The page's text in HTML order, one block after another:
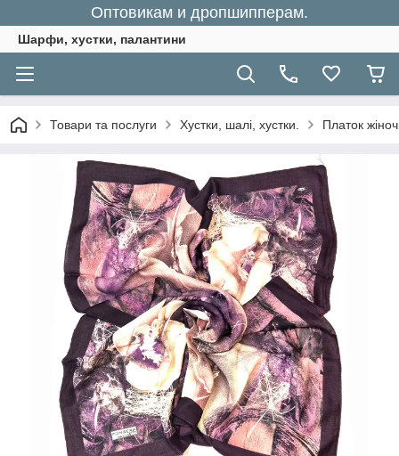
Оптовикам и дропшипперам.
Шарфи, хустки, палантини
Товари та послуги Хустки, шалі, хустки. Платок